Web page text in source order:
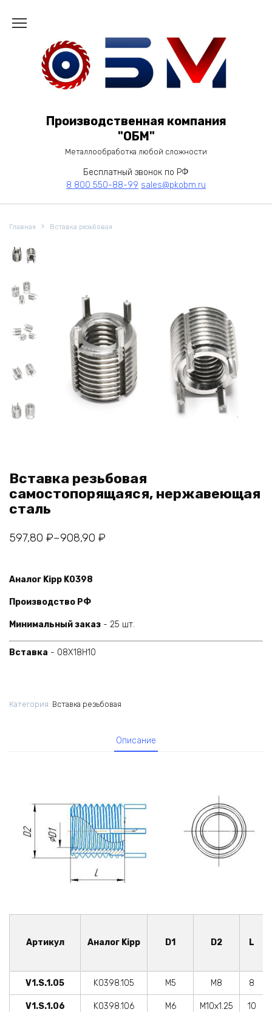
содержанию
Производственная компания
"ОБМ"
Металлообработка любой сложности
Бесплатный звонок по РФ
8 800 550-88-99 sales@pkobm.ru
Главная Вставка резьбовая
Вставка резьбовая
самостопорящаяся, нержавеющая
сталь
597,80 ₽–908,90 ₽
Диапазон
–
908,90 ₽
Аналог Kipp K0398
Производство РФ
Минимальный заказ - 25 шт.
Вставка - 08X18Н10
Категория: Вставка резьбовая
Описание
Артикул Аналог Kipp D1 D2 L
V1.S.1.05 K0398.105 M5 M8 8
V1.S.1.06 K0398.106 M6 M10x1.25 10